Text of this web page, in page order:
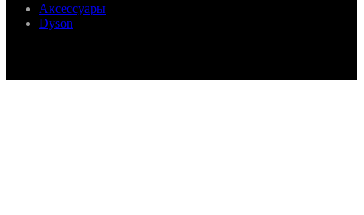
Аксессуары
Dyson